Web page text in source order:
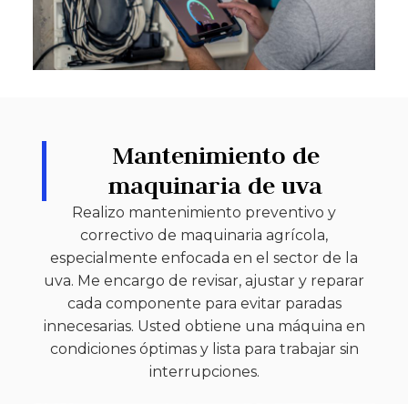
Mantenimiento de
maquinaria de uva
Realizo mantenimiento preventivo y
correctivo de maquinaria agrícola,
especialmente enfocada en el sector de la
uva. Me encargo de revisar, ajustar y reparar
cada componente para evitar paradas
innecesarias. Usted obtiene una máquina en
condiciones óptimas y lista para trabajar sin
interrupciones.